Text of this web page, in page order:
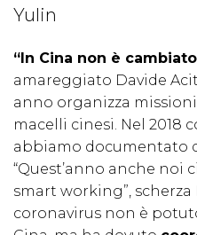
Yulin
“In Cina non è
amareggiato Davide
anno organizza
macelli cinesi. Nel 2018
abbiamo documentato
“Quest’anno anche noi
smart working”, scherza
coronavirus non è